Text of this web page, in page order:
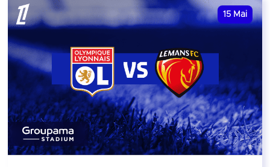
15 Mai